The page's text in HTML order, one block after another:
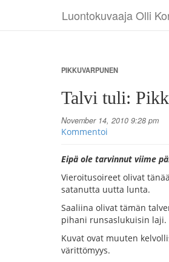
Luontokuvaaja Olli
PIKKUVARPUNEN
Talvi tuli:
November 14, 2010 9:28 pm
Kommentoi
Eipä ole tarvinnut viime
Vieroitusoireet olivat
satanutta uutta lunta.
Saaliina olivat tämän
pihani runsaslukuisin laji.
Kuvat ovat muuten
värittömyys.